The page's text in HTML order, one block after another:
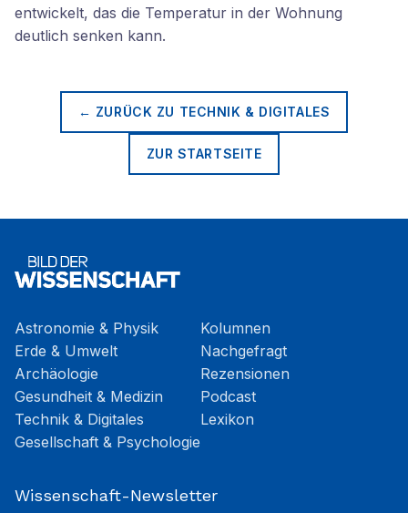
entwickelt, das die Temperatur in der Wohnung
deutlich senken kann.
← ZURÜCK ZU TECHNIK & DIGITALES
ZUR STARTSEITE
Astronomie & Physik
Erde & Umwelt
Archäologie
Gesundheit & Medizin
Technik & Digitales
Gesellschaft & Psychologie
Kolumnen
Nachgefragt
Rezensionen
Podcast
Lexikon
Wissenschaft-Newsletter